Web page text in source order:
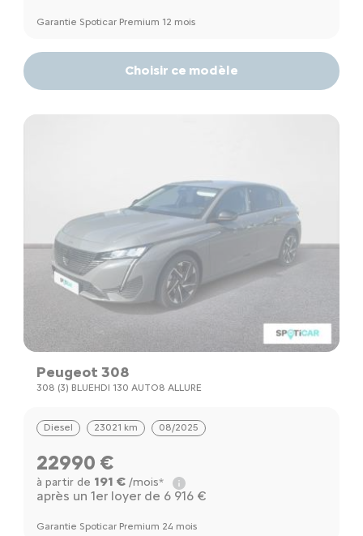
Garantie Spoticar Premium 12 mois
Choisir ce modèle
Peugeot 308
308 (3) BLUEHDI 130 AUTO8 ALLURE
Diesel 23021 km 08/2025
22990 €
à partir de 191 €/mois*
après un 1er loyer de 6 916 €
Garantie Spoticar Premium 24 mois